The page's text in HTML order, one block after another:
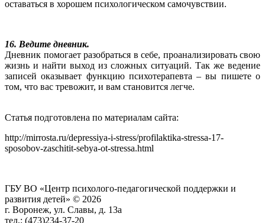
оставаться в хорошем психологическом самочувствии.
16. Ведите дневник.
Дневник помогает разобраться в себе, проанализировать свою
жизнь и найти выход из сложных ситуаций. Так же ведение
записей оказывает функцию психотерапевта – вы пишете о
том, что вас тревожит, и вам становится легче.
Статья подготовлена по материалам сайта:
http://mirrosta.ru/depressiya-i-stress/profilaktika-stressa-17-
sposobov-zaschitit-sebya-ot-stressa.html
ГБУ ВО «Центр психолого-педагогической поддержки и
развития детей» © 2026
г. Воронеж, ул. Славы, д. 13а
тел.: (473)234-37-20